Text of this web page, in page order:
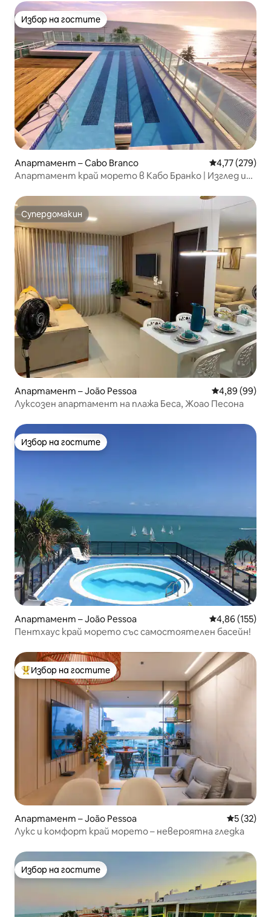
Избор на гостите
Избор на гостите
Апартамент – Cabo Branco Средна
4,77 (279)
Апартамент край морето в Кабо Бранко | Изглед и
Супердомакин
Супердомакин
Апартамент – João Pessoa Средна
4,89 (99)
Луксозен апартамент на плажа Беса, Жоао Песона
Избор на гостите
Избор на гостите
Апартамент – João Pessoa Средна
4,86 (155)
Пентхаус край морето със самостоятелен басейн!
Най-популярен избор на гостите
Избор на гостите
Апартамент – João Pessoa Средна
5 (32)
Лукс и комфорт край морето – невероятна гледка
Избор на гостите
Избор на гостите